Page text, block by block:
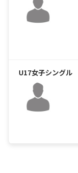
U17女子シングル